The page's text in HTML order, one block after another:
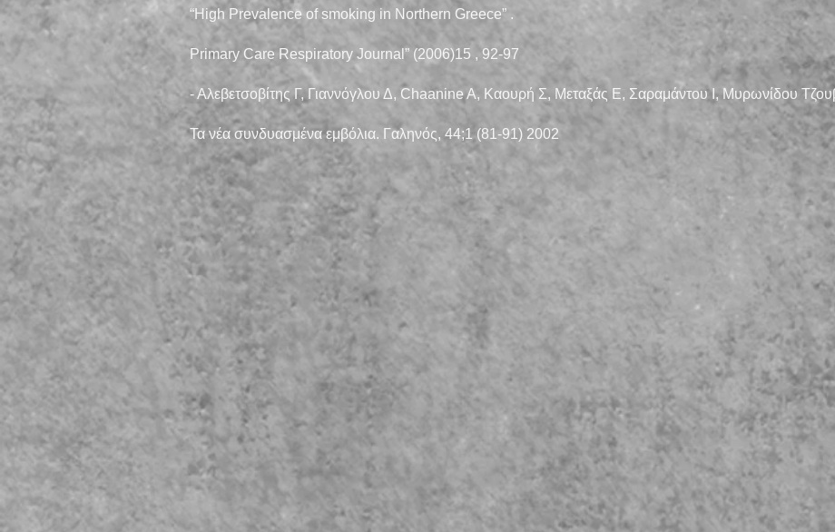
“High Prevalence of smoking in Northern Greece” .
Primary Care Respiratory Journal” (2006)15 , 92-97
- Αλεβετσοβίτης Γ, Γιαννόγλου Δ, Chaanine A, Καουρή Σ, Μεταξάς Ε, Σαραμάντου Ι, Μυρωνίδου
Τα νέα συνδυασμένα εμβόλια. Γαληνός, 44;1 (81-91) 2002